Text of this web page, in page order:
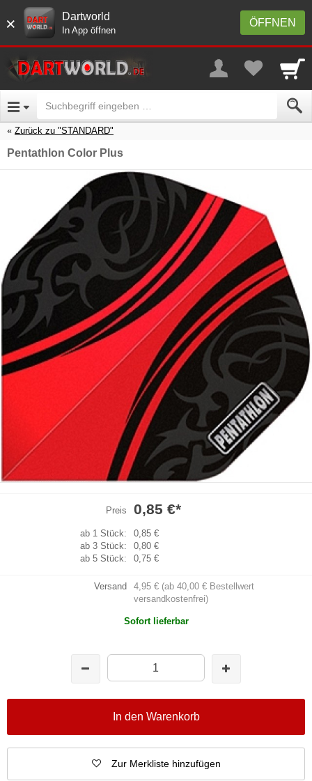
× ÖFFNEN
Dartworld
In App öffnen
Zurück zu "STANDARD"
Pentathlon Color Plus
Preis 0,85 €*
ab 1 Stück:
0,85 €
ab 3 Stück:
0,80 €
ab 5 Stück:
0,75 €
Versand
4,95 € (ab 40,00 € Bestellwert
versandkostenfrei)
Sofort lieferbar
In den Warenkorb
Zur Merkliste hinzufügen